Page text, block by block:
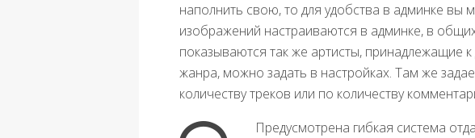
наполнить свою, то для удобства в админке вы
изображений настраиваются в админке, в
показываются так же артисты, принадлежащие
жанра, можно задать в настройках. Там же
количеству треков или по количеству
Предусмотрена гибкая система